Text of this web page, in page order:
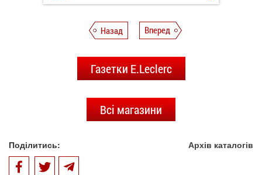
Назад Вперед
Газетки E.Leclerc
Всі магазини
Поділитись: Архів каталогів